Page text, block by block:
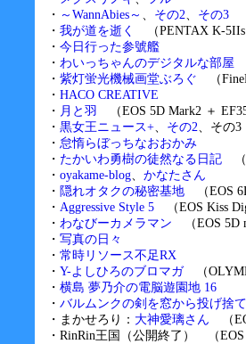
・ ～WannAbies～ 、 その2、 その3
・ 我が道を逝く
（PENTAX K-5IIs
・ 今日行った参號艦
・ わいっちゃんのデジタルな部屋
・ 紫灯蛍光機械画堂ぶろぐ （
・ HACO CREATIVE
・ 月と羽
（EOS 5D Mark2 ＋
・ 黒女王ニュース+、 その2、その3
・ 怠惰らぼっちなおおかみ
・ たかいわ勇樹の徒然なる日記 （
・ oyakame-blog、 かなたさん
・ 隠れオタクの秘密基地 （EOS
・ Aggressive Style 5 （EOS Kiss
・ わなびーカメラマン （EOS 5D
・ 写真の日々
・ 常時リソース不足RX
・ Y-よしひろのブロマガ（
・ 横島 夢乃介の電脳遊園地 16
・ バルムンクの剣を窓から投げ捨
・まかせろり： 大神愛璃さん （
・RinRin王国（公開終了） （EOS